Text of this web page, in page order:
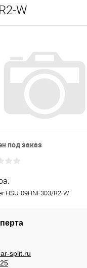
W
под заказ
HSU-09HNF303/R2-W
split.ru